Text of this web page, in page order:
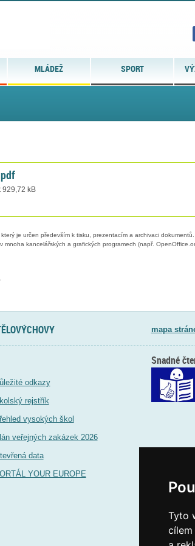
Tyto
MLÁDEŽ SPORT
929,72 kB
je určen především k tisku, prezentacím a archivaci
mnoha kancelářských a grafických programech (např.
mapa
odkazy
rejstřík
vysokých škol
veřejných zakázek 2026
data
YOUR EUROPE
Snadné